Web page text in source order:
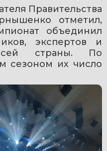
Правительства
отметил,
объединил
экспертов и
страны. По
сезоном их число